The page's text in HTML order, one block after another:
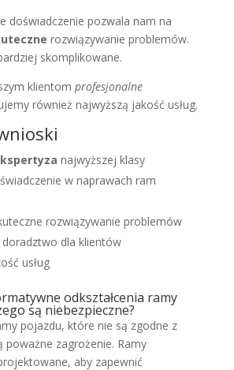
doświadczenie pozwala nam na
rozwiązywanie problemów.
skomplikowane.
klientom profesjonalne
również najwyższą jakość usług.
najwyższej klasy
w naprawach ram
rozwiązywanie problemów
dla klientów
usług
odkształcenia ramy
są niebezpieczne?
pojazdu, które nie są zgodne z
zagrożenie. Ramy
aby zapewnić